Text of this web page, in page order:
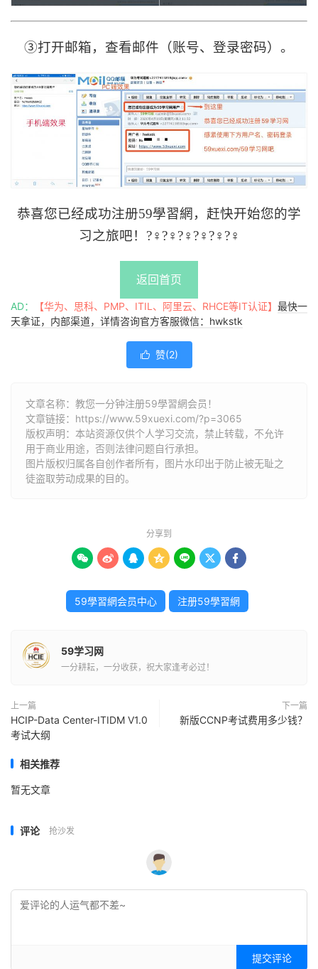
③打开邮箱，查看邮件（账号、登录密码）。
恭喜您已经成功注册59學習網，赶快开始您的学
习之旅吧！?‍♀️?‍♀️?‍♀️?‍♀️?‍♀️?‍♀️
返回首页
AD： 【华为、思科、PMP、ITIL、阿里云、RHCE等IT认证】 最快一
天拿证，内部渠道，详情咨询官方客服微信：hwkstk
 赞(2)
文章名称：教您一分钟注册59學習網会员！
文章链接： https://www.59xuexi.com/?p=3065
版权声明：本站资源仅供个人学习交流，禁止转载，不允许
用于商业用途，否则法律问题自行承担。
图片版权归属各自创作者所有，图片水印出于防止被无耻之
徒盗取劳动成果的目的。
分享到
      
59學習網会员中心 注册59學習網
59学习网
一分耕耘，一分收获，祝大家逢考必过！
上一篇
HCIP-Data Center-ITIDM V1.0
考试大纲
下一篇
新版CCNP考试费用多少钱？
相关推荐
暂无文章
评论 抢沙发
提交评论